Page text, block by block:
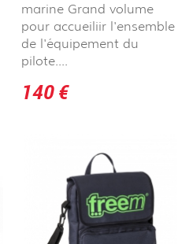
marine Grand volume
pour accueiliir l'ensemble
de l'équipement du
pilote....
140 €